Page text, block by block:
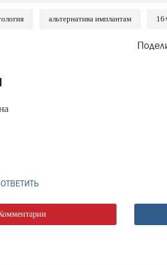
альтернатива имплантам
ОТВЕТИТЬ